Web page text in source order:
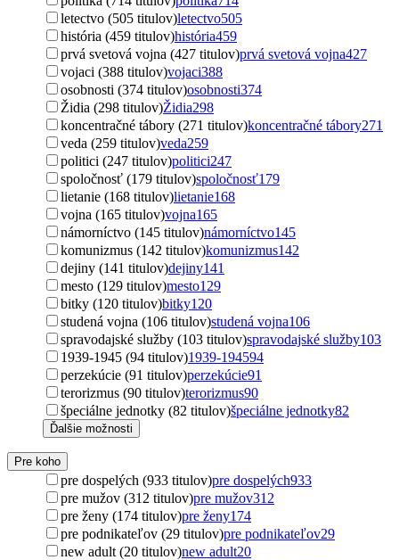
letectvo (505 titulov)letectvo505
história (459 titulov)história459
prvá svetová vojna (427 titulov)prvá svetová vojna427
vojaci (388 titulov)vojaci388
osobnosti (374 titulov)osobnosti374
Židia (298 titulov)Židia298
koncentračné tábory (271 titulov)koncentračné tábory271
veda (259 titulov)veda259
politici (247 titulov)politici247
spoločnosť (179 titulov)spoločnosť179
lietanie (168 titulov)lietanie168
vojna (165 titulov)vojna165
námorníctvo (145 titulov)námorníctvo145
komunizmus (142 titulov)komunizmus142
dejiny (141 titulov)dejiny141
mesto (129 titulov)mesto129
bitky (120 titulov)bitky120
studená vojna (106 titulov)studená vojna106
spravodajské služby (103 titulov)spravodajské služby103
1939-1945 (94 titulov)1939-194594
perzekúcie (91 titulov)perzekúcie91
terorizmus (90 titulov)terorizmus90
špeciálne jednotky (82 titulov)špeciálne jednotky82
Ďalšie možnosti
Pre koho
pre dospelých (933 titulov)pre dospelých933
pre mužov (312 titulov)pre mužov312
pre ženy (174 titulov)pre ženy174
pre podnikateľov (29 titulov)pre podnikateľov29
new adult (20 titulov)new adult20